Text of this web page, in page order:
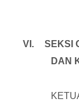
VI.
SEKSI
DAN